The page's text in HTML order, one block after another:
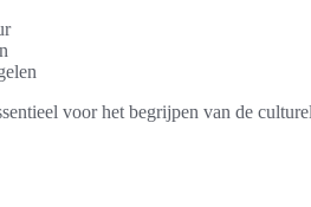
voor het begrijpen van de